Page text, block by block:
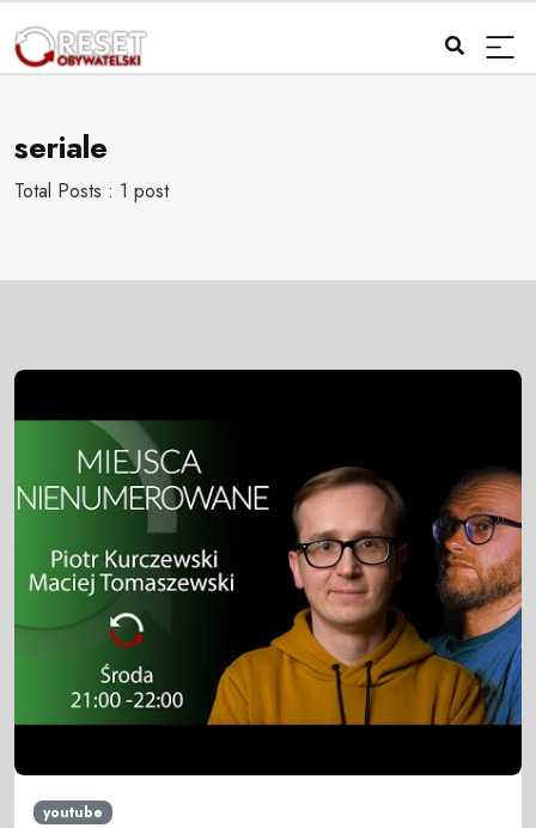
seriale
Total Posts : 1 post
youtube